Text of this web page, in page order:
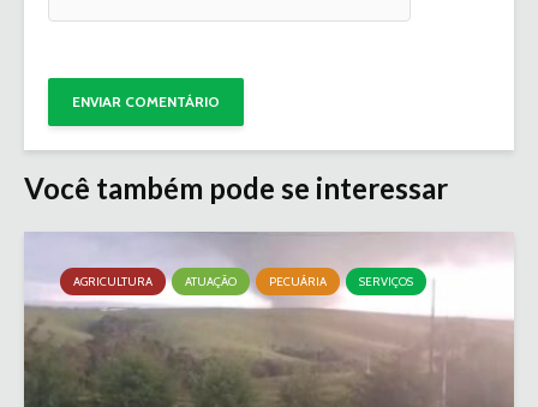
Você também pode se interessar
AGRICULTURA ATUAÇÃO PECUÁRIA SERVIÇOS